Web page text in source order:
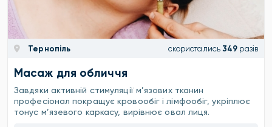
Тернопіль скористались 349 разів
Масаж для обличчя
Завдяки активній стимуляції м’язових тканин
професіонал покращує кровообіг і лімфообіг, укріплює
тонус м’язевого каркасу, вирівнює овал лиця.